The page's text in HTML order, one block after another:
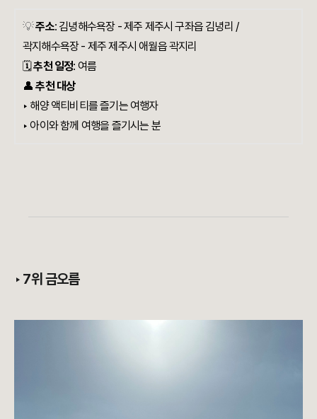
💡주소: 김녕해수욕장 -제주 제주시 구좌읍 김녕리 /
곽지해수욕장 - 제주 제주시 애월읍 곽지리
🗓️추천 일정: 여름
👤추천 대상
‣ 해양 액티비티를 즐기는 여행자
‣ 아이와 함께 여행을 즐기시는 분
‣ 7위 금오름